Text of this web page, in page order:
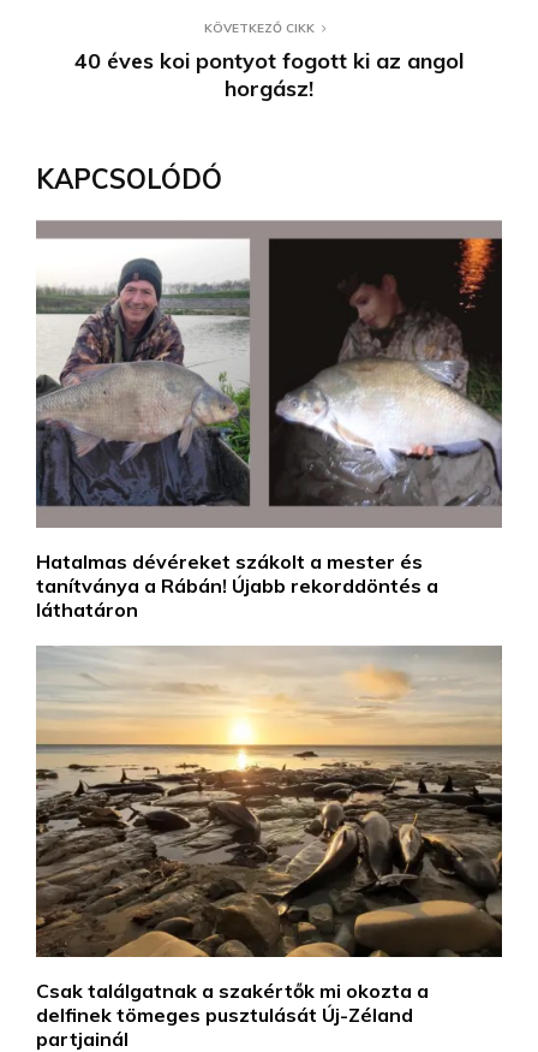
KÖVETKEZŐ CIKK
40 éves koi pontyot fogott ki az angol
horgász!
KAPCSOLÓDÓ
Hatalmas dévéreket szákolt a mester és
tanítványa a Rábán! Újabb rekorddöntés a
láthatáron
Csak találgatnak a szakértők mi okozta a
delfinek tömeges pusztulását Új-Zéland
partjainál